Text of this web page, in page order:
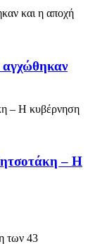
αγχώθηκαν
– Η